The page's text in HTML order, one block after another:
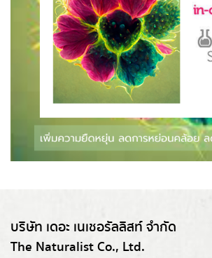
บริษัท เดอะ เนเชอรัลลิสท์ จำกัด
The Naturalist Co., Ltd.